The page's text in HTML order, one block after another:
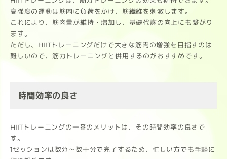
高強度の運動は筋肉に負荷をかけ、筋繊維を刺激します。
これにより、筋肉量が維持・増加し、基礎代謝の向上にも繋がり
ます。
ただし、HIITトレーニングだけで大きな筋肉の増強を目指すのは
難しいので、筋力トレーニングと併用するのがおすすめです。
時間効率の良さ
HIITトレーニングの一番のメリットは、その時間効率の良さで
す。
1セッションは数分～数十分で完了するため、忙しい方でも手軽に